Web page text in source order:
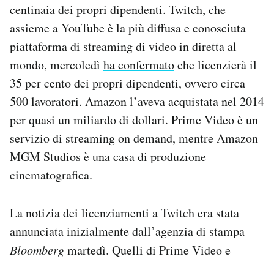
AREA PERSONALE
Area Personale
Newsletter
Notifiche mobile
Hai bisogno di aiuto?
Esci
centinaia dei propri dipendenti. Twitch, che
assieme a YouTube è la più diffusa e conosciuta
piattaforma di streaming di video in diretta al
mondo, mercoledì ha confermatoche licenzierà il
35 per cento dei propri dipendenti, ovvero circa
500 lavoratori. Amazon l’aveva acquistata nel 2014
per quasi un miliardo di dollari. Prime Video è un
servizio di streaming on demand, mentre Amazon
MGM Studios è una casa di produzione
cinematografica.
La notizia dei licenziamenti a Twitch era stata
annunciata inizialmente dall’agenzia di stampa
Bloombergmartedì. Quelli di Prime Video e